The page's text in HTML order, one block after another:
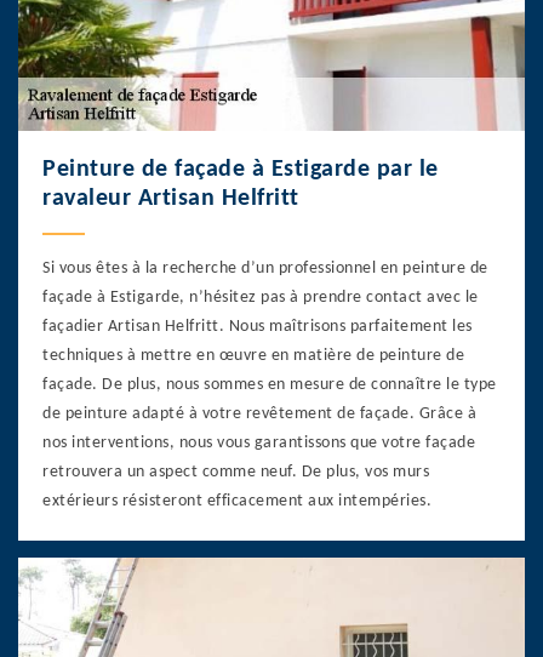
Peinture de façade à Estigarde par le
ravaleur Artisan Helfritt
Si vous êtes à la recherche d’un professionnel en peinture de
façade à Estigarde, n’hésitez pas à prendre contact avec le
façadier Artisan Helfritt. Nous maîtrisons parfaitement les
techniques à mettre en œuvre en matière de peinture de
façade. De plus, nous sommes en mesure de connaître le type
de peinture adapté à votre revêtement de façade. Grâce à
nos interventions, nous vous garantissons que votre façade
retrouvera un aspect comme neuf. De plus, vos murs
extérieurs résisteront efficacement aux intempéries.